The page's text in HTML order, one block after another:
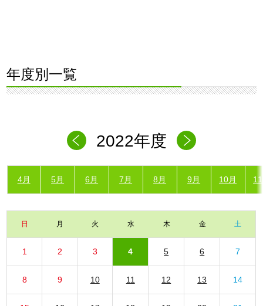
年度別一覧
2022年度
4月 5月 6月 7月 8月 9月 10月
日 月 火 水 木 金 土
1 2 3 4 5 6 7
8 9 10 11 12 13 14